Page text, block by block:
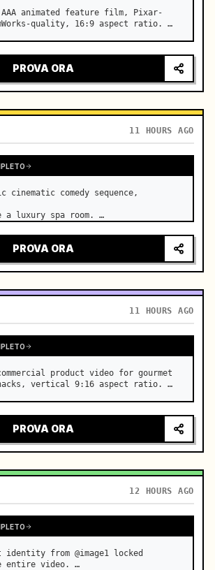
animated feature film, Pixar-
quality, 16:9 aspect ratio. …
PROVA ORA
11 HOURS AGO
cinematic comedy sequence,
a luxury spa room. …
PROVA ORA
11 HOURS AGO
product video for gourmet
vertical 9:16 aspect ratio. …
PROVA ORA
12 HOURS AGO
identity from @image1 locked
entire video. …